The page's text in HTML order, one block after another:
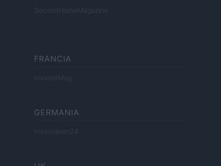
SecondHomeMagazine
FRANCIA
InvestirMag
GERMANIA
Investieren24